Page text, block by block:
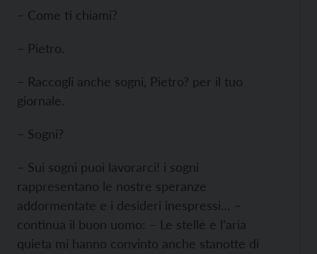
– Come ti chiami?
– Pietro.
– Raccogli anche sogni, Pietro? per il tuo
giornale.
– Sogni?
– Sui sogni puoi lavorarci! i sogni
rappresentano le nostre speranze
addormentate e i desideri inespressi… –
continua il buon uomo: – Le stelle e l’aria
quieta mi hanno convinto anche stanotte di